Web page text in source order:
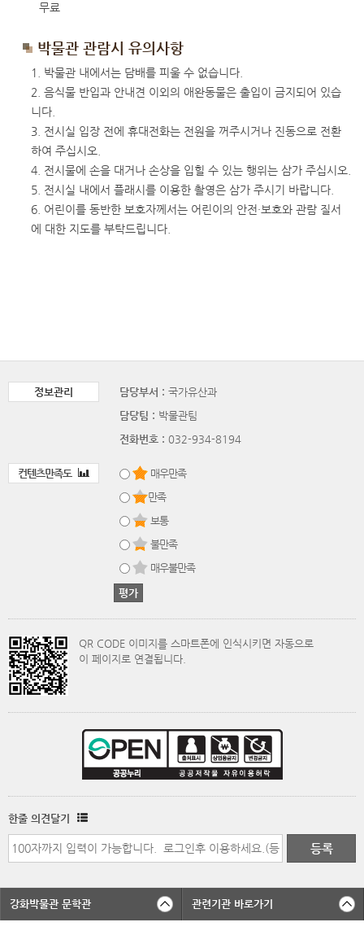
무료
박물관 관람시 유의사항
박물관 내에서는 담배를 피울 수 없습니다.
음식물 반입과 안내견 이외의 애완동물은 출입이 금지되어 있습
니다.
전시실 입장 전에 휴대전화는 전원을 꺼주시거나 진동으로 전환
하여 주십시오.
전시물에 손을 대거나 손상을 입힐 수 있는 행위는 삼가 주십시오.
전시실 내에서 플래시를 이용한 촬영은 삼가 주시기 바랍니다.
어린이를 동반한 보호자께서는 어린이의 안전·보호와 관람 질서
에 대한 지도를 부탁드립니다.
정보관리 담당부서 : 국가유산과
담당팀 : 박물관팀
전화번호 : 032-934-8194
컨텐츠만족도
매우만족
만족
보통
불만족
매우불만족
QR CODE 이미지를 스마트폰에 인식시키면 자동으로
이 페이지로 연결됩니다.
한줄 의견달기
강화박물관 문학관 관련기관 바로가기